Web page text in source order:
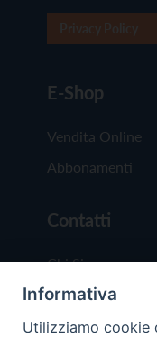
E-Shop
Vendita Online
Abbonamenti
Contatti
Chi Siamo
Redazione
Scrivici
Informativa
Utilizziamo cookie